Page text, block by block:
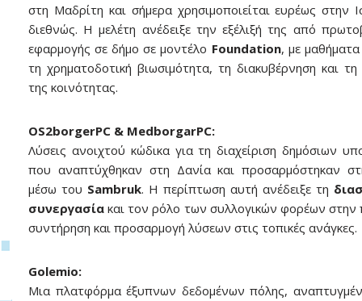
στη Μαδρίτη και σήμερα χρησιμοποιείται ευρέως στην
διεθνώς. Η μελέτη ανέδειξε την εξέλιξή της από
εφαρμογής σε δήμο σε μοντέλο Foundation, με μαθήματα
τη χρηματοδοτική βιωσιμότητα, τη διακυβέρνηση και
της κοινότητας.
OS2borgerPC & MedborgarPC:
Λύσεις ανοιχτού κώδικα για τη διαχείριση δημόσιων
που αναπτύχθηκαν στη Δανία και προσαρμόστηκαν
μέσω του Sambruk. Η περίπτωση αυτή ανέδειξε τη
συνεργασία και τον ρόλο των συλλογικών φορέων στην
συντήρηση και προσαρμογή λύσεων στις τοπικές ανάγκες.
Golemio:
Μια πλατφόρμα έξυπνων δεδομένων πόλης,